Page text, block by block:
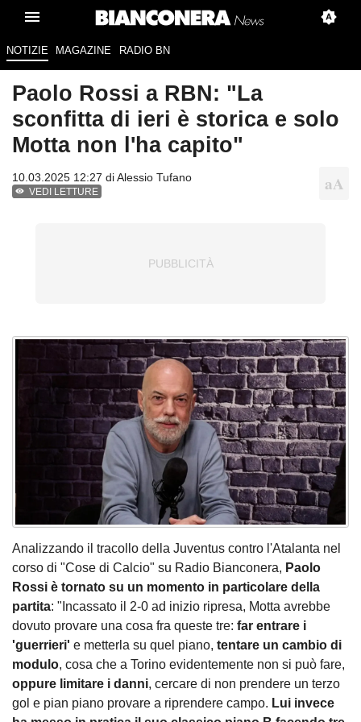
NOTIZIE MAGAZINE RADIO BN
Paolo Rossi a RBN: "La
sconfitta di ieri è storica e solo
Motta non l'ha capito"
10.03.2025 12:27 diAlessio Tufano
VEDI LETTURE
Analizzando il tracollo della Juventus contro l'Atalanta nel
corso di "Cose di Calcio" su Radio Bianconera, Paolo
Rossi è tornato su un momento in particolare della
partita: "Incassato il 2-0 ad inizio ripresa, Motta avrebbe
dovuto provare una cosa fra queste tre: far entrare i
'guerrieri' e metterla su quel piano, tentare un cambio di
modulo, cosa che a Torino evidentemente non si può fare,
oppure limitare i danni, cercare di non prendere un terzo
gol e pian piano provare a riprendere campo. Lui invece